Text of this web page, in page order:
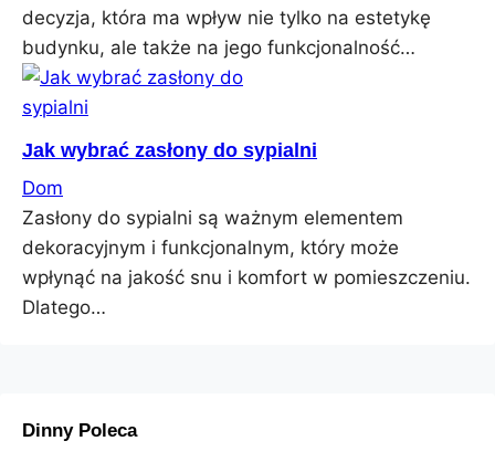
decyzja, która ma wpływ nie tylko na estetykę
budynku, ale także na jego funkcjonalność…
Jak wybrać zasłony do sypialni
Dom
Zasłony do sypialni są ważnym elementem
dekoracyjnym i funkcjonalnym, który może
wpłynąć na jakość snu i komfort w pomieszczeniu.
Dlatego…
Dinny Poleca